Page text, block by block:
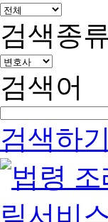
검색종류
검색어
검색하기